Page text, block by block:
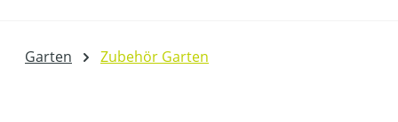
Garten Zubehör Garten